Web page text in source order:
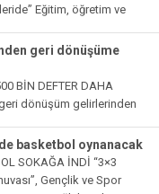
Eğitim, öğretim ve
geri dönüşüme
BİN DEFTER DAHA
dönüşüm gelirlerinden
Bakanı Mehmet Muharrem
geri dönüşümle 9...
basketbol oynanacak
SOKAĞA İNDİ “3×3
Gençlik ve Spor